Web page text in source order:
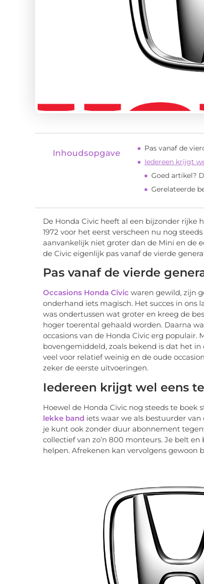
Inhoudsopgave
Pas vanaf de
Iedereen krijgt
Goed artikel?
Gerelateerde
De Honda Civic heeft al een bijzonder rijke
1972 voor het eerst verscheen nu nog
aanvankelijk niet groter dan de Mini en de
de Civic eigenlijk pas vanaf de vierde
Pas vanaf de vierde
Occasions Honda Civic
waren gewild, zijn
onderhand iets magisch. Het succes in ons
was ondertussen wat groter en kreeg de
hoger toerental gehaald worden. Daarna
occasions van de Honda Civic erg
bovengemiddeld, zoals bekend is dat het
veel voor relatief weinig en de oude
zeker de eerste uitvoeringen.
Iedereen krijgt wel eens
Hoewel de Honda Civic nog steeds te boek
lekke band iets waar we als bestuurder
je kunt ook zonder duur abonnement
collectief van zo’n 800 monteurs. Je belt
helpen. Afrekenen kan vervolgens gewoon